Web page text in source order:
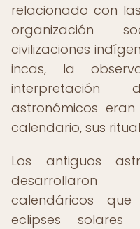
relacionado con
organización
civilizaciones
incas, la
astronómicos
calendario, sus
Los antiguos
desarrollaron
calendáricos
eclipses